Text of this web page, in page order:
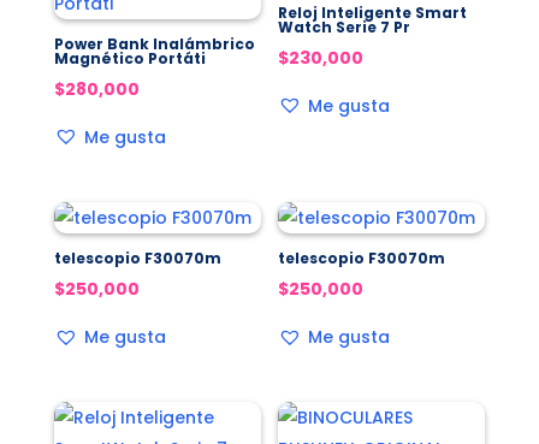
Power Bank Inalámbrico
Magnético Portáti
$280,000
Me gusta
Reloj Inteligente Smart
Watch Serie 7 Pr
$230,000
Me gusta
telescopio F30070m
$250,000
Me gusta
telescopio F30070m
$250,000
Me gusta